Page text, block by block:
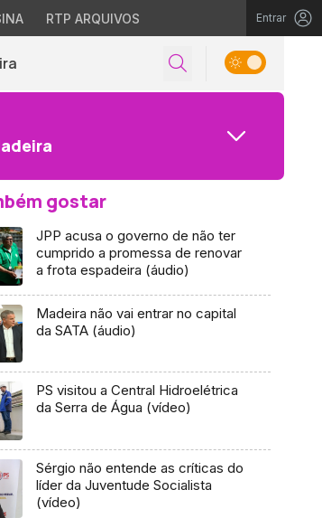
RTP ARQUIVOS Entrar
gostar
JPP acusa o governo de não ter
cumprido a promessa de renovar
a frota espadeira (áudio)
Madeira não vai entrar no capital
da SATA (áudio)
PS visitou a Central Hidroelétrica
da Serra de Água (vídeo)
Sérgio não entende as críticas do
líder da Juventude Socialista
(vídeo)